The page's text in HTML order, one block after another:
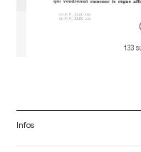
Adresse de la commune
séance du 22 brumaire
pétition et lettre envoyée à
133
Infos